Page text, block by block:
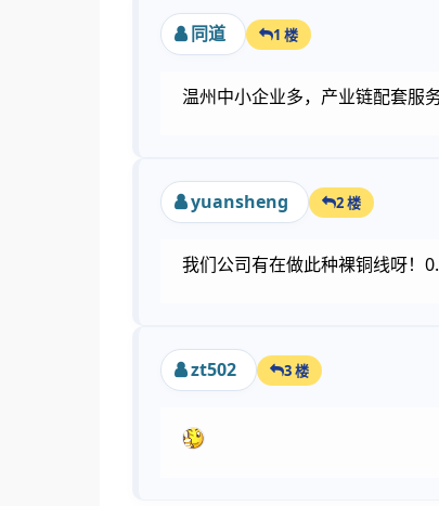
同道 1 楼
温州中小企业多，产业链配套服
yuansheng 2 楼
我们公司有在做此种裸铜线呀！
zt502 3 楼